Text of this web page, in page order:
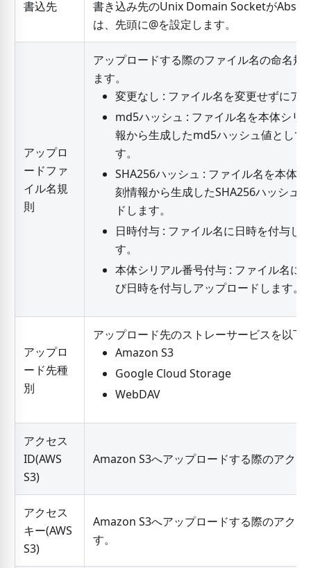
書込先
書き込み先のUnix Domain Socketが
は、先頭に@を設定します。
アップロ
ードファ
イル名規
則
アップロードする際のファイル名の命名規
ます。
変更なし : ファイル名を変更せずにア
md5ハッシュ : ファイル名を本体シリ
報から生成したmd5ハッシュ値として
す。
SHA256ハッシュ : ファイル名を本体
刻情報から生成したSHA256ハッシュ
ドします。
日時付与 : ファイル名に日時を付与し
す。
本体シリアル番号付与 : ファイル名に
び日時を付与しアップロードします。
アップロ
ード先種
別
アップロード先のストレーサービスを以下
Amazon S3
Google Cloud Storage
WebDAV
アクセス
ID(AWS
S3)
Amazon S3へアップロードする際のアク
アクセス
キー(AWS
S3)
Amazon S3へアップロードする際のアク
す。